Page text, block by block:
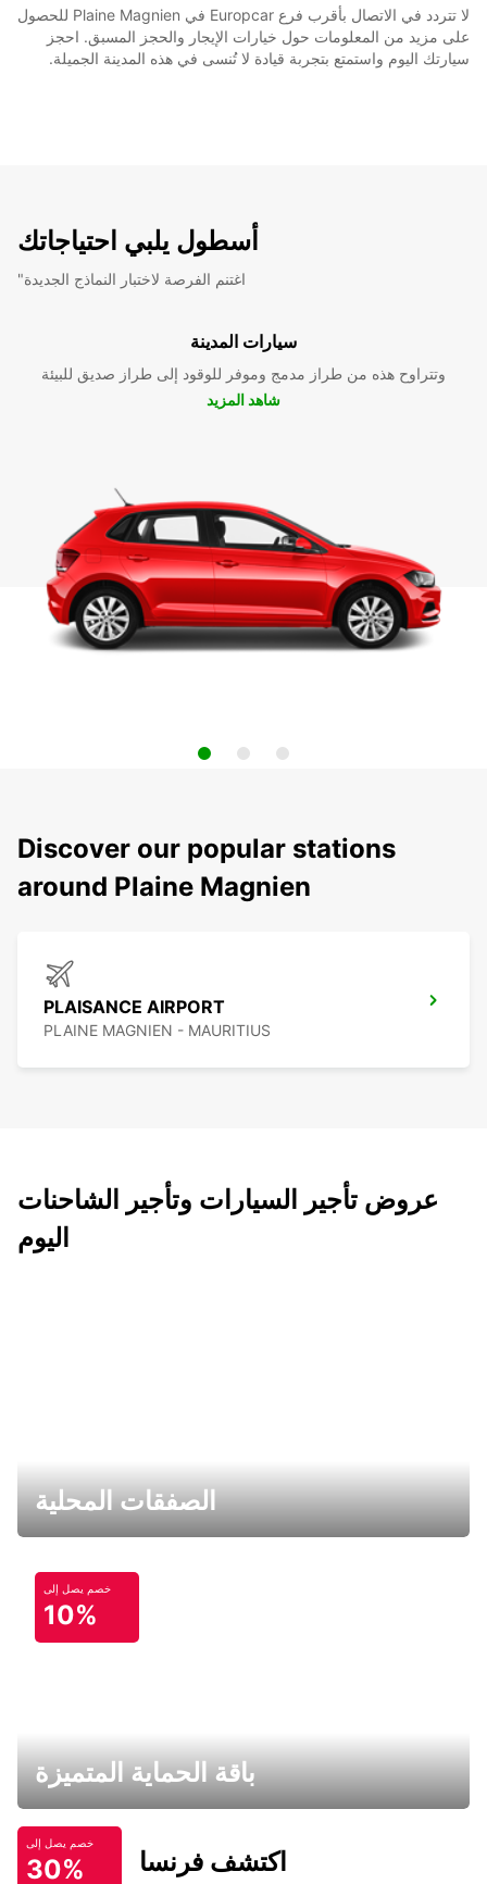
لا تتردد في الاتصال بأقرب فرع Europcar في Plaine Magnien للحصول
على مزيد من المعلومات حول خيارات الإيجار والحجز المسبق. احجز
سيارتك اليوم واستمتع بتجربة قيادة لا تُنسى في هذه المدينة الجميلة.
أسطول يلبي احتياجاتك
"اغتنم الفرصة لاختبار النماذج الجديدة
سيارات المدينة
وتتراوح هذه من طراز مدمج وموفر للوقود إلى طراز صديق للبيئة
شاهد المزيد
Discover our popular stations
around Plaine Magnien
PLAISANCE AIRPORT
PLAINE MAGNIEN - MAURITIUS
عروض تأجير السيارات وتأجير الشاحنات
اليوم
الصفقات المحلية
خصم يصل إلى
10%
باقة الحماية المتميزة
خصم يصل إلى
30% اكتشف فرنسا